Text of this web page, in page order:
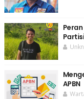
APBN